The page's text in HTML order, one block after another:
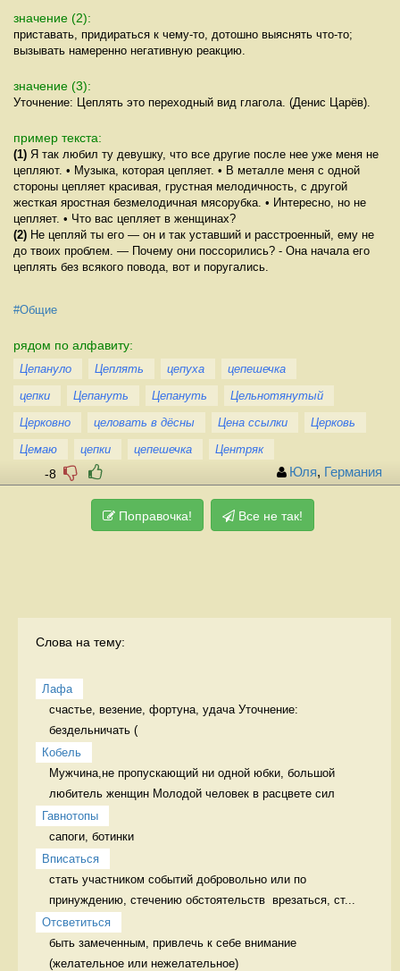
значение (2):
приставать, придираться к чему-то, дотошно выяснять что-то;
вызывать намеренно негативную реакцию.
значение (3):
Уточнение: Цеплять это переходный вид глагола. (Денис Царёв).
пример текста:
(1) Я так любил ту девушку, что все другие после нее уже меня не
цепляют. • Музыка, которая цепляет. • В металле меня с одной
стороны цепляет красивая, грустная мелодичность, с другой
жесткая яростная безмелодичная мясорубка. • Интересно, но не
цепляет. • Что вас цепляет в женщинах?
(2) Не цепляй ты его — он и так уставший и расстроенный, ему не
до твоих проблем. — Почему они поссорились? - Она начала его
цеплять без всякого повода, вот и поругались.
#Общие
рядом по алфавиту:
Цепануло Цеплять цепуха
цепешечка
цепки
Цепануть Цепануть
Цельнотянутый
Церковно
целовать в дёсны Цена ссылки
Церковь
Цемаю
цепки цепешечка Центряк
-8 Юля, Германия
Поправочка! Все не так!
Слова на тему:
Лафа
счастье, везение, фортуна, удача Уточнение:
бездельничать (
Кобель
Мужчина,не пропускающий ни одной юбки, большой
любитель женщин Молодой человек в расцвете сил
Гавнотопы
сапоги, ботинки
Вписаться
стать участником событий добровольно или по
принуждению, стечению обстоятельств  врезаться, ст...
Отсветиться
быть замеченным, привлечь к себе внимание
(желательное или нежелательное)